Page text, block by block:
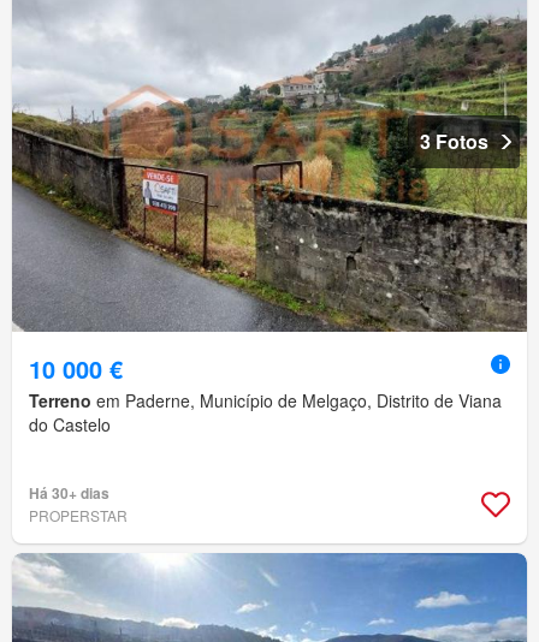
3 Fotos
10 000 €
Terreno em Paderne, Município de Melgaço, Distrito de Viana
do Castelo
Há 30+ dias
PROPERSTAR